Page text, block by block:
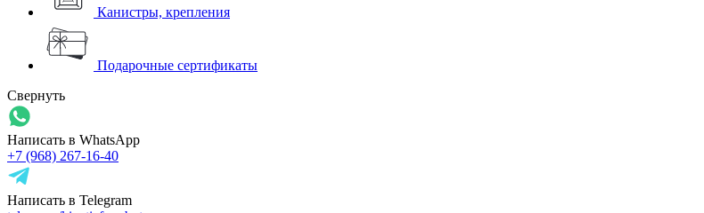
Канистры, крепления
Подарочные сертификаты
Свернуть
Написать в WhatsApp
+7 (968) 267-16-40
Написать в Telegram